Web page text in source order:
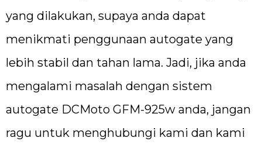
yang dilakukan, supaya anda dapat
menikmati penggunaan autogate yang
lebih stabil dan tahan lama. Jadi, jika anda
mengalami masalah dengan sistem
autogate DCMoto GFM-925w anda, jangan
ragu untuk menghubungi kami dan kami